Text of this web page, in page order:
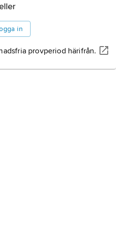
in
provperiod härifrån.